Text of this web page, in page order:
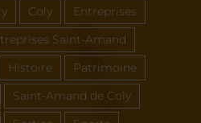
Coly Entreprises
Saint-Amand
Histoire Patrimoine
Saint-Amand de Coly